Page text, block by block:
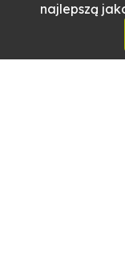
najlepszą